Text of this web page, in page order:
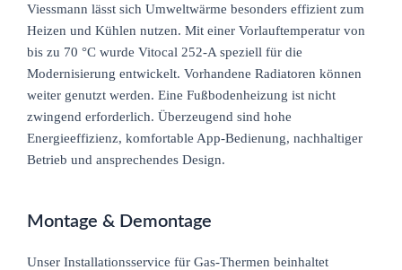
Viessmann lässt sich Umweltwärme besonders effizient zum
Heizen und Kühlen nutzen. Mit einer Vorlauftemperatur von
bis zu 70 °C wurde Vitocal 252-A speziell für die
Modernisierung entwickelt. Vorhandene Radiatoren können
weiter genutzt werden. Eine Fußbodenheizung ist nicht
zwingend erforderlich. Überzeugend sind hohe
Energieeffizienz, komfortable App-Bedienung, nachhaltiger
Betrieb und ansprechendes Design.
Montage & Demontage
Unser Installationsservice für Gas-Thermen beinhaltet